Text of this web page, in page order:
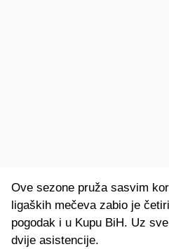
Ove sezone pruža sasvim
ligaških mečeva zabio je
pogodak i u Kupu BiH. Uz
dvije asistencije.